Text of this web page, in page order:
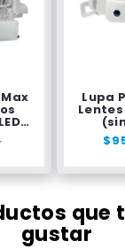
Lupa
que
gustar